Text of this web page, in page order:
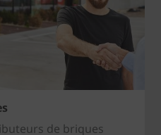
de briques